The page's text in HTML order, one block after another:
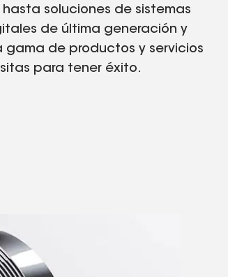
soluciones de sistemas
de última generación y
de productos y servicios
para tener éxito.